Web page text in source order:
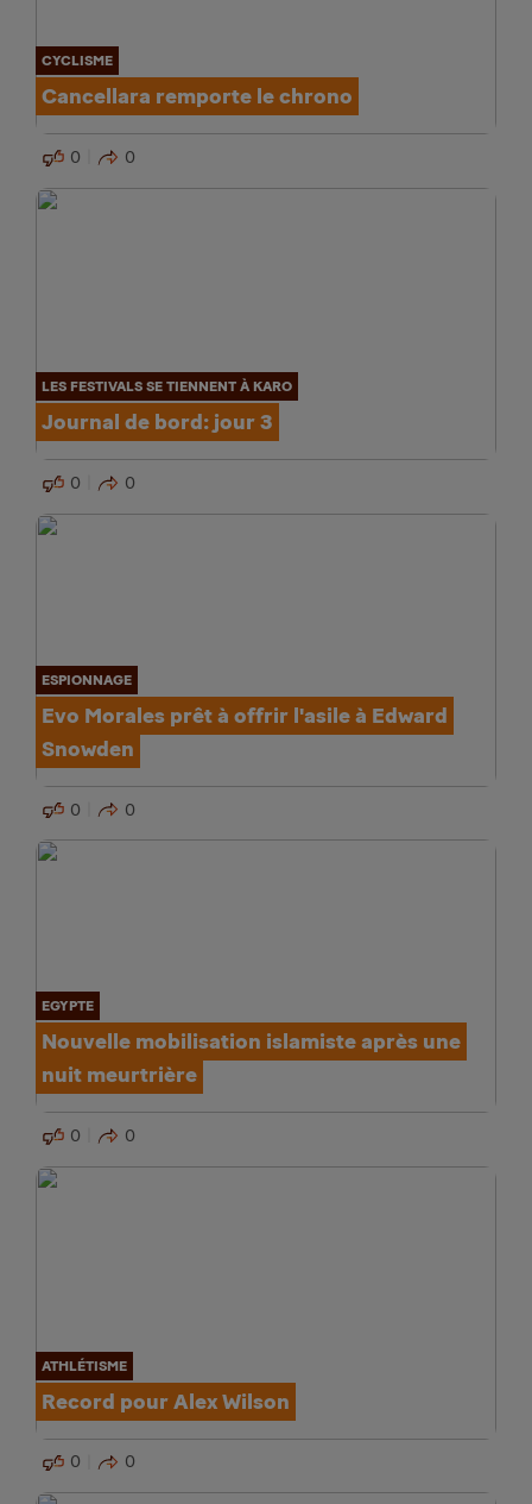
CYCLISME
Cancellara remporte le chrono
0 0
LES FESTIVALS SE TIENNENT À KARO
Journal de bord: jour 3
0 0
ESPIONNAGE
Evo Morales prêt à offrir l'asile à Edward
Snowden
0 0
EGYPTE
Nouvelle mobilisation islamiste après une
nuit meurtrière
0 0
ATHLÉTISME
Record pour Alex Wilson
0 0